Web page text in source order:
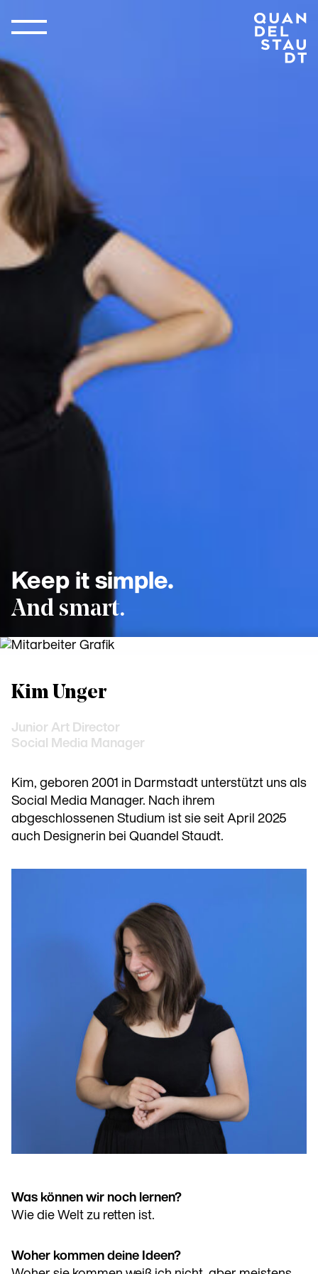
Keep it simple.
And smart.
Kim Unger
Junior Art Director
Social Media Manager
Kim, geboren 2001 in Darmstadt unterstützt uns als
Social Media Manager. Nach ihrem
abgeschlossenen Studium ist sie seit April 2025
auch Designerin bei Quandel Staudt.
Was können wir noch lernen?
Wie die Welt zu retten ist.
Woher kommen deine Ideen?